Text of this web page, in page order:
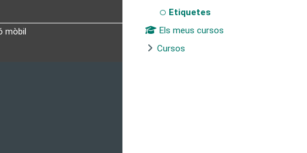
Etiquetes
Els meus cursos
Cursos
mòbil